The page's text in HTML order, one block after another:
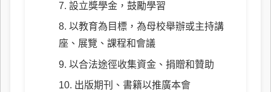
設立獎學金，鼓勵學習
以教育為目標，為母校舉辦或主持講
座、展覽、課程和會議
以合法途徑收集資金、捐贈和贊助
出版期刊、書籍以推廣本會